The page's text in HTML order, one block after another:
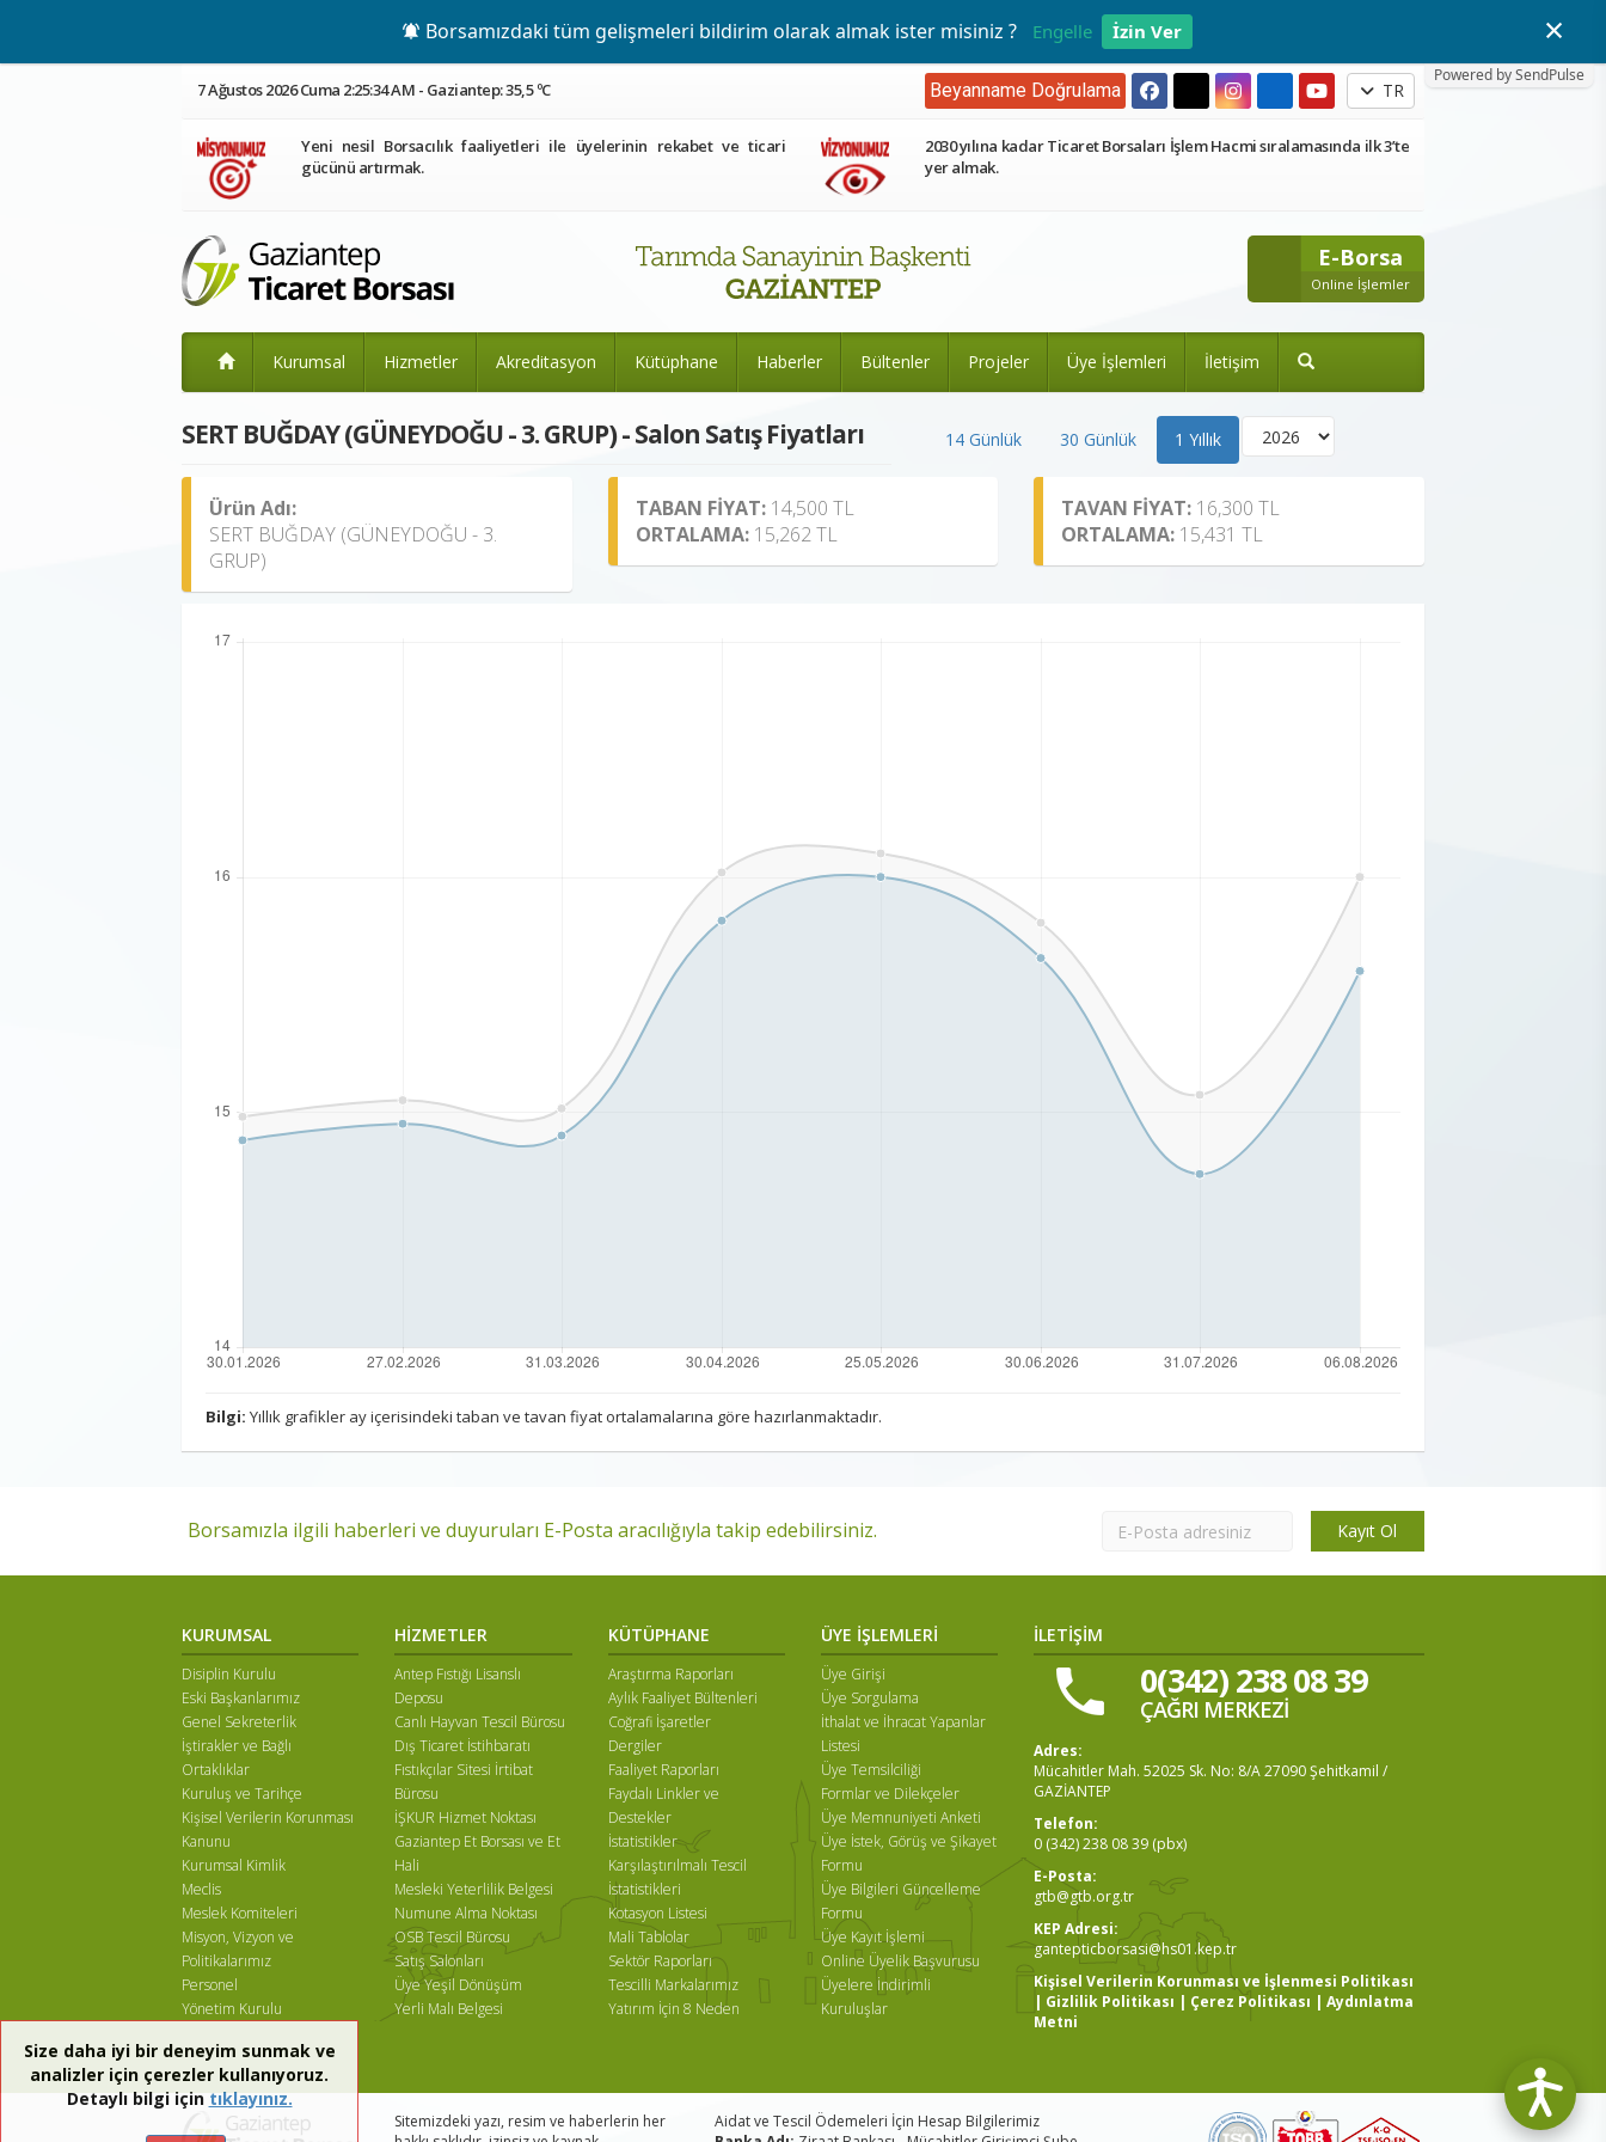
Borsamızdaki tüm gelişmeleri bildirim olarak almak ister misiniz ? Engelle İzin Ver
Powered by SendPulse
×
7 Ağustos 2026 Cuma 2:25:35 AM - Gaziantep: 35,5 ºC TR
Beyanname Doğrulama
Yeni nesil Borsacılık faaliyetleri ile üyelerinin rekabet ve ticari
gücünü artırmak.
2030 yılına kadar Ticaret Borsaları İşlem Hacmi sıralamasında ilk 3’te
yer almak.
E-Borsa
Online İşlemler
Kurumsal Hizmetler Akreditasyon Kütüphane Haberler Bültenler Projeler Üye İşlemleri İletişim
SERT BUĞDAY (GÜNEYDOĞU - 3. GRUP) - Salon Satış Fiyatları 14 Günlük 30 Günlük 1 Yıllık
Ürün Adı:
SERT BUĞDAY (GÜNEYDOĞU - 3.
GRUP)
TABAN FİYAT: 14,500 TL
ORTALAMA: 15,262 TL
TAVAN FİYAT: 16,300 TL
ORTALAMA: 15,431 TL
Bilgi: Yıllık grafikler ay içerisindeki taban ve tavan fiyat ortalamalarına göre hazırlanmaktadır.
Borsamızla ilgili haberleri ve duyuruları E-Posta aracılığıyla takip edebilirsiniz. Kayıt Ol
KURUMSAL
Disiplin Kurulu
Eski Başkanlarımız
Genel Sekreterlik
İştirakler ve Bağlı
Ortaklıklar
Kuruluş ve Tarihçe
Kişisel Verilerin Korunması
Kanunu
Kurumsal Kimlik
Meclis
Meslek Komiteleri
Misyon, Vizyon ve
Politikalarımız
Personel
Yönetim Kurulu
HİZMETLER
Antep Fıstığı Lisanslı
Deposu
Canlı Hayvan Tescil Bürosu
Dış Ticaret İstihbaratı
Fıstıkçılar Sitesi İrtibat
Bürosu
İŞKUR Hizmet Noktası
Gaziantep Et Borsası ve Et
Hali
Mesleki Yeterlilik Belgesi
Numune Alma Noktası
OSB Tescil Bürosu
Satış Salonları
Üye Yeşil Dönüşüm
Yerli Malı Belgesi
KÜTÜPHANE
Araştırma Raporları
Aylık Faaliyet Bültenleri
Coğrafi İşaretler
Dergiler
Faaliyet Raporları
Faydalı Linkler ve
Destekler
İstatistikler
Karşılaştırılmalı Tescil
İstatistikleri
Kotasyon Listesi
Mali Tablolar
Sektör Raporları
Tescilli Markalarımız
Yatırım İçin 8 Neden
ÜYE İŞLEMLERİ
Üye Girişi
Üye Sorgulama
İthalat ve İhracat Yapanlar
Listesi
Üye Temsilciliği
Formlar ve Dilekçeler
Üye Memnuniyeti Anketi
Üye İstek, Görüş ve Şikayet
Formu
Üye Bilgileri Güncelleme
Formu
Üye Kayıt İşlemi
Online Üyelik Başvurusu
Üyelere İndirimli
Kuruluşlar
İLETİŞİM
0(342) 238 08 39
ÇAĞRI MERKEZİ
Adres:
Mücahitler Mah. 52025 Sk. No: 8/A 27090 Şehitkamil /
GAZİANTEP
Telefon:
0 (342) 238 08 39 (pbx)
E-Posta:
gtb@gtb.org.tr
KEP Adresi:
gantepticborsasi@hs01.kep.tr
Kişisel Verilerin Korunması ve İşlenmesi Politikası
| Gizlilik Politikası | Çerez Politikası |Aydınlatma
Metni
Sitemizdeki yazı, resim ve haberlerin her
Aidat ve Tescil Ödemeleri İçin Hesap Bilgilerimiz
Size daha iyi bir deneyim sunmak ve
analizler için çerezler kullanıyoruz.
Detaylı bilgi içintıklayınız.